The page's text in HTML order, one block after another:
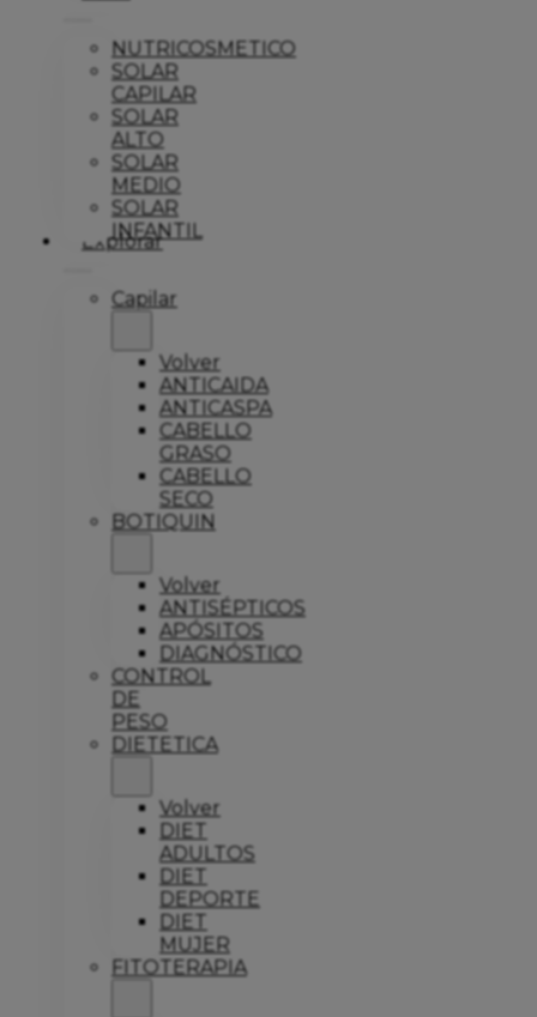
NUTRICOSMETICO
SOLAR
CAPILAR
SOLAR
ALTO
SOLAR
MEDIO
SOLAR
INFANTIL
Explorar
Capilar
Volver
ANTICAIDA
ANTICASPA
CABELLO
GRASO
CABELLO
SECO
BOTIQUIN
Volver
ANTISÉPTICOS
APÓSITOS
DIAGNÓSTICO
CONTROL
DE
PESO
DIETETICA
Volver
DIET
ADULTOS
DIET
DEPORTE
DIET
MUJER
FITOTERAPIA